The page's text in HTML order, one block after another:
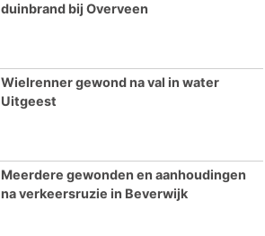
duinbrand bij Overveen
Wielrenner gewond na val in water
Uitgeest
Meerdere gewonden en aanhoudingen
na verkeersruzie in Beverwijk